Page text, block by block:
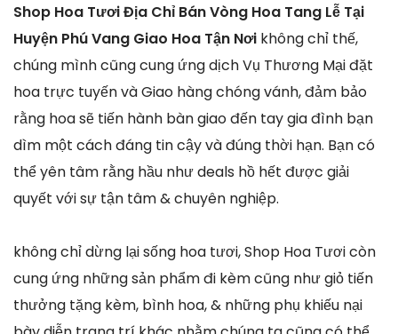
Shop Hoa Tươi Địa Chỉ Bán Vòng Hoa Tang Lễ Tại
Huyện Phú Vang Giao Hoa Tận Nơi không chỉ thế,
chúng mình cũng cung ứng dịch Vụ Thương Mại đặt
hoa trực tuyến và Giao hàng chóng vánh, đảm bảo
rằng hoa sẽ tiến hành bàn giao đến tay gia đình bạn
dìm một cách đáng tin cậy và đúng thời hạn. Bạn có
thể yên tâm rằng hầu như deals hồ hết được giải
quyết với sự tận tâm & chuyên nghiệp.
không chỉ dừng lại sống hoa tươi, Shop Hoa Tươi còn
cung ứng những sản phẩm đi kèm cũng như giỏ tiến
thưởng tặng kèm, bình hoa, & những phụ khiếu nại